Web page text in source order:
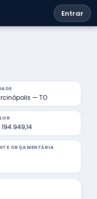
Entrar
— TO
194.949,14
ORÇAMENTÁRIA